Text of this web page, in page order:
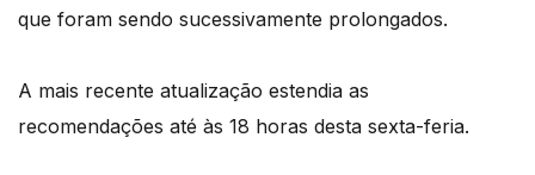
que foram sendo sucessivamente prolongados.
A mais recente atualização estendia as
recomendações até às 18 horas desta sexta-feria.